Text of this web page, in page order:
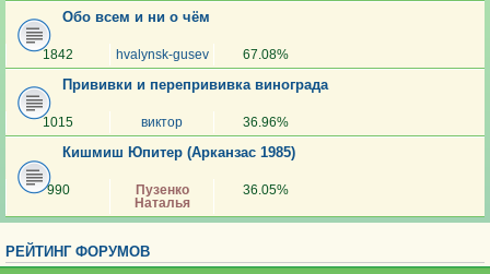
Обо всем и ни о чём
1842 hvalynsk-gusev 67.08%
Прививки и перепрививка винограда
1015 виктор 36.96%
Кишмиш Юпитер (Арканзас 1985)
990
Пузенко
Наталья
36.05%
РЕЙТИНГ ФОРУМОВ